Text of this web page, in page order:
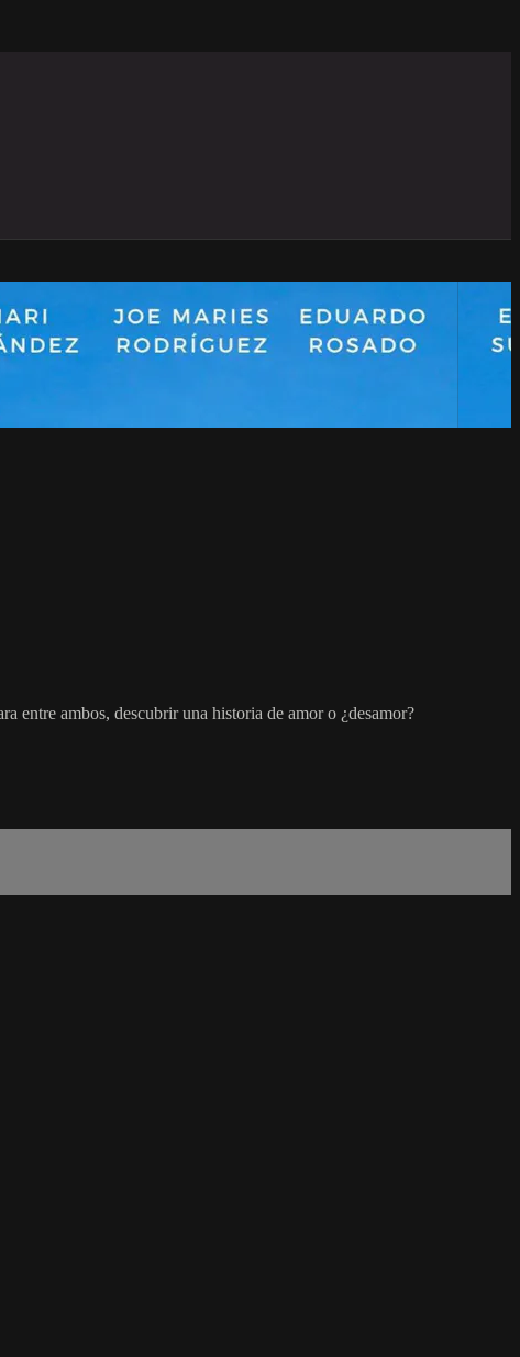
entre ambos, descubrir una historia de amor o ¿desamor?